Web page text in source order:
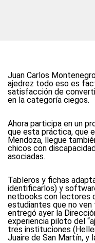
Juan Carlos
ajedrez todo eso es
satisfacción de
en la categoría ciegos.
Ahora participa en un
que esta práctica, que
Mendoza, llegue
chicos con
asociadas.
Tableros y fichas
identificarlos) y
netbooks con lectores
estudiantes que no ven
entregó ayer la
experiencia piloto del
tres instituciones
Juaire de San Martín, y